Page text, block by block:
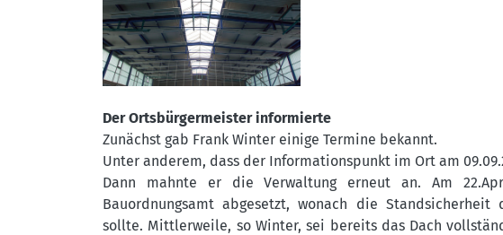
Der Ortsbürgermeister informierte
Zunächst gab Frank Winter einige Termine bekannt.
Unter anderem, dass der Informationspunkt im Ort am
Dann mahnte er die Verwaltung erneut an. Am
Bauordnungsamt abgesetzt, wonach die
sollte. Mittlerweile, so Winter, sei bereits das Dach